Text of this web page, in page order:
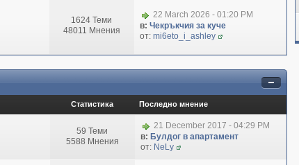
1624 Теми
48011 Мнения
22 March 2026 - 01:20 PM
в: Чекръкчия за куче
от: mi6eto_i_ashley
Статистика Последно мнение
59 Теми
5588 Мнения
21 December 2017 - 04:29 PM
в: Булдог в апартамент
от: NeLy